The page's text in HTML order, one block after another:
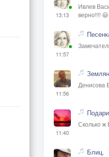
13:13
Ивлев
верно!!!!
11:57
11:56
Денисова
11:40
Сколько ж
Блиц.